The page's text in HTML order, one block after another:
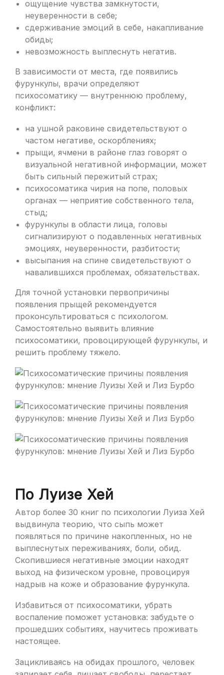
ощущение чувства замкнутости,
неуверенности в себе;
сдерживание эмоций в себе, накапливание
обиды;
невозможность выплеснуть негатив.
В зависимости от места, где появились
фурункулы, врачи определяют
психосоматику — внутреннюю проблему,
конфликт:
на ушной раковине свидетельствуют о
частом негативе, оскорблениях;
прыщи, ячмени в районе глаз говорят о
визуальной негативной информации, может
быть сильный пережитый страх;
психосоматика чирия на попе, половых
органах — неприятие собственного тела,
стыд;
фурункулы в области лица, головы
сигнализируют о подавленных негативных
эмоциях, неуверенности, разбитости;
высыпания на спине свидетельствуют о
навалившихся проблемах, обязательствах.
Для точной установки первопричины
появления прыщей рекомендуется
проконсультироваться с психологом.
Самостоятельно выявить влияние
психосоматики, провоцирующей фурункулы, и
решить проблему тяжело.
По Луизе Хей
Автор более 30 книг по психологии Луиза Хей
выдвинула теорию, что сыпь может
появляться по причине накопленных, но не
выплеснутых переживаниях, боли, обид.
Скопившиеся негативные эмоции находят
выход на физическом уровне, провоцируя
надрыв на коже и образование фурункула.
Избавиться от психосоматики, убрать
воспаление поможет установка: забудьте о
прошедших событиях, научитесь проживать
настоящее.
Зацикливаясь на обидах прошлого, человек